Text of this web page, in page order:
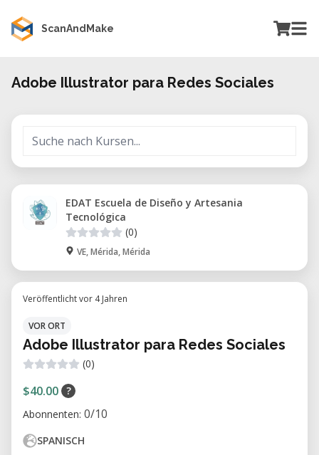
ScanAndMake
Adobe Illustrator para Redes Sociales
EDAT Escuela de Diseño y Artesania
Tecnológica
(0)
VE, Mérida, Mérida
Veröffentlicht vor 4 Jahren
VOR ORT
Adobe Illustrator para Redes Sociales
(0)
$40.00 ?
Abonnenten: 0/10
SPANISCH